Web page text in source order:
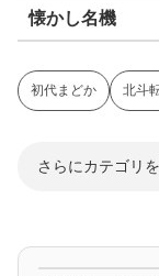
懐かし名機
初代まどか 北斗
さらにカテゴリ